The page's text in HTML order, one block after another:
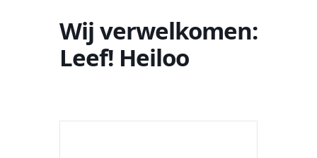
Wij verwelkomen:
Leef! Heiloo